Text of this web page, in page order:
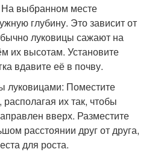
На выбранном месте
глубину. Это зависит от
луковицы сажают на
их высотам. Установите
вдавите её в почву.
луковицами: Поместите
их так, чтобы
вверх. Разместите
расстоянии друг от друга,
для роста.